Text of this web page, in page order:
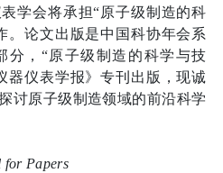
学会将承担“原子级制造的科
。论文出版是中国科协年会系
分，“原子级制造的科学与技
器仪表学报》专刊出版，现诚
讨原子级制造领域的前沿科学
for Papers